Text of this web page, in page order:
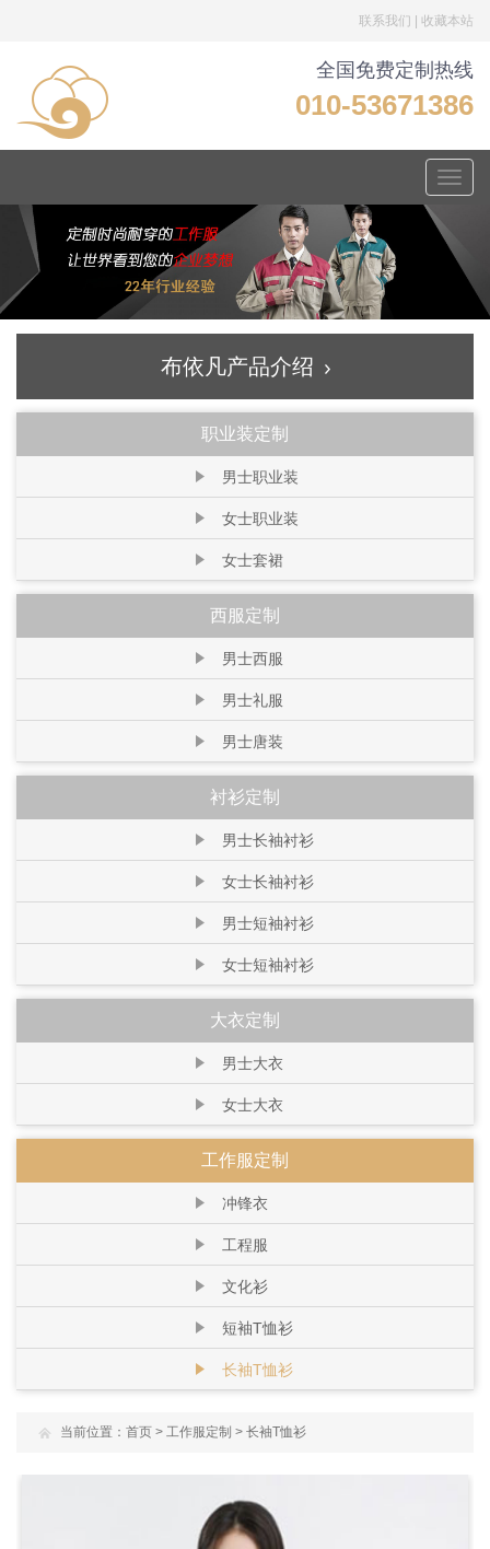
联系我们 收藏本站
全国免费定制热线
010-53671386
Toggle
布依凡产品介绍
职业装定制
男士职业装
女士职业装
女士套裙
西服定制
男士西服
男士礼服
男士唐装
衬衫定制
男士长袖衬衫
女士长袖衬衫
男士短袖衬衫
女士短袖衬衫
大衣定制
男士大衣
女士大衣
工作服定制
冲锋衣
工程服
文化衫
短袖T恤衫
长袖T恤衫
当前位置： 首页 > 工作服定制 > 长袖T恤衫